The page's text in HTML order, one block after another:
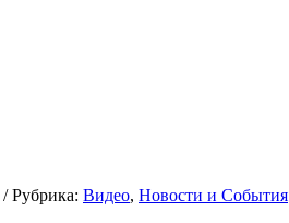
/Рубрика: Видео, Новости и События